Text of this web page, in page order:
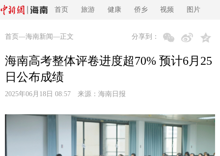
首页 旅游 健康 侨乡 视频 图片
首页 —海南新闻—正文 分享到：
海南高考整体评卷进度超70% 预计6月25
日公布成绩
2025年06月18日 08:57 来源： 海南日报